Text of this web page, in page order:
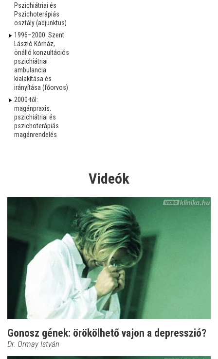
Pszichiátriai és
Pszichoterápiás
osztály (adjunktus)
1996–2000: Szent
László Kórház,
önálló konzultációs
pszichiátriai
ambulancia
kialakítása és
irányítása (főorvos)
2000-től:
magánpraxis,
pszichiátriai és
pszichoterápiás
magánrendelés
Videók
Gonosz gének: örökölhető vajon a depresszió?
Dr. Ormay István